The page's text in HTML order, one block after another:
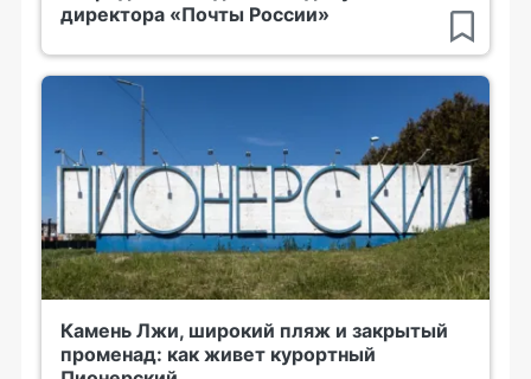
директора «Почты России»
Камень Лжи, широкий пляж и закрытый
променад: как живет курортный